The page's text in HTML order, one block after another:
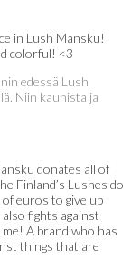
in Lush Mansku!
colorful! <3
edessä Lush
Niin kaunista ja
donates all of
Finland’s Lushes do
euros to give up
fights against
A brand who has
things that are